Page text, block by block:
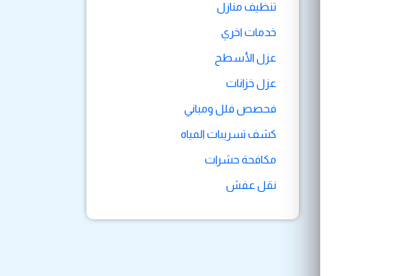
تنظيف منازل
خدمات اخري
عزل الأسطح
عزل خزانات
فحصص فلل ومباني
كشف تسريبات المياه
مكافحة حشرات
نقل عفش